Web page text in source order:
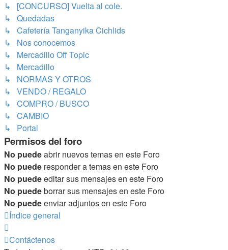
↳ [CONCURSO] Vuelta al cole.
↳ Quedadas
↳ Cafetería Tanganyika Cichlids
↳ Nos conocemos
↳ Mercadillo Off Topic
↳ Mercadillo
↳ NORMAS Y OTROS
↳ VENDO / REGALO
↳ COMPRO / BUSCO
↳ CAMBIO
↳ Portal
Permisos del foro
No puedeabrir nuevos temas en este Foro
No puede responder a temas en este Foro
No puedeeditar sus mensajes en este Foro
No puedeborrar sus mensajes en este Foro
No puedeenviar adjuntos en este Foro
Índice general
Contáctenos